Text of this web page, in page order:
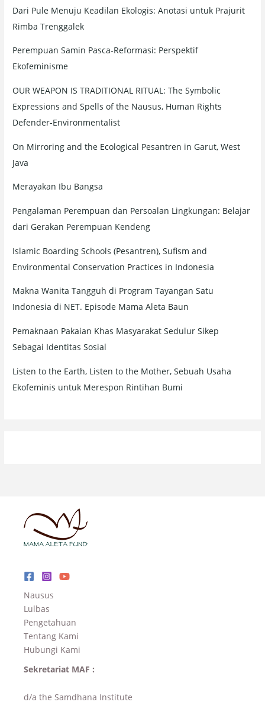
f
o
r
:
Dari Pule Menuju Keadilan Ekologis: Anotasi untuk Prajurit
Rimba Trenggalek
Perempuan Samin Pasca-Reformasi: Perspektif
Ekofeminisme
OUR WEAPON IS TRADITIONAL RITUAL: The Symbolic
Expressions and Spells of the Nausus, Human Rights
Defender-Environmentalist
On Mirroring and the Ecological Pesantren in Garut, West
Java
Merayakan Ibu Bangsa
Pengalaman Perempuan dan Persoalan Lingkungan: Belajar
dari Gerakan Perempuan Kendeng
Islamic Boarding Schools (Pesantren), Sufism and
Environmental Conservation Practices in Indonesia
Makna Wanita Tangguh di Program Tayangan Satu
Indonesia di NET. Episode Mama Aleta Baun
Pemaknaan Pakaian Khas Masyarakat Sedulur Sikep
Sebagai Identitas Sosial
Listen to the Earth, Listen to the Mother, Sebuah Usaha
Ekofeminis untuk Merespon Rintihan Bumi
Nausus
Lulbas
Pengetahuan
Tentang Kami
Hubungi Kami
Sekretariat MAF :
d/a the Samdhana Institute